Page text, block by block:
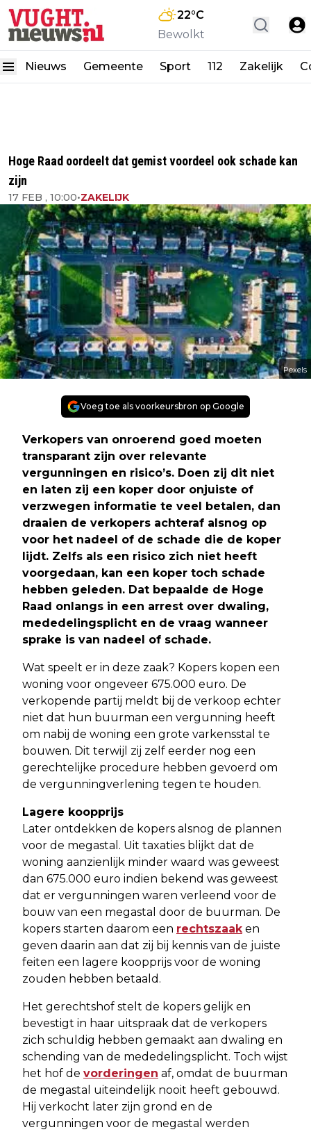
22°C
Bewolkt
Nieuws Gemeente Sport 112 Zakelijk
Hoge Raad oordeelt dat gemist voordeel ook schade kan
zijn
17 FEB , 10:00•ZAKELIJK
Pexels
Voeg toe als voorkeursbron op Google
Verkopers van onroerend goed moeten
transparant zijn over relevante
vergunningen en risico’s. Doen zij dit niet
en laten zij een koper door onjuiste of
verzwegen informatie te veel betalen, dan
draaien de verkopers achteraf alsnog op
voor het nadeel of de schade die de koper
lijdt. Zelfs als een risico zich niet heeft
voorgedaan, kan een koper toch schade
hebben geleden. Dat bepaalde de Hoge
Raad onlangs in een arrest over dwaling,
mededelingsplicht en de vraag wanneer
sprake is van nadeel of schade.
Wat speelt er in deze zaak? Kopers kopen een
woning voor ongeveer 675.000 euro. De
verkopende partij meldt bij de verkoop echter
niet dat hun buurman een vergunning heeft
om nabij de woning een grote varkensstal te
bouwen. Dit terwijl zij zelf eerder nog een
gerechtelijke procedure hebben gevoerd om
de vergunningverlening tegen te houden.
Lagere koopprijs
Later ontdekken de kopers alsnog de plannen
voor de megastal. Uit taxaties blijkt dat de
woning aanzienlijk minder waard was geweest
dan 675.000 euro indien bekend was geweest
dat er vergunningen waren verleend voor de
bouw van een megastal door de buurman. De
kopers starten daarom een rechtszaaken
geven daarin aan dat zij bij kennis van de juiste
feiten een lagere koopprijs voor de woning
zouden hebben betaald.
Het gerechtshof stelt de kopers gelijk en
bevestigt in haar uitspraak dat de verkopers
zich schuldig hebben gemaakt aan dwaling en
schending van de mededelingsplicht. Toch wijst
het hof de vorderingen af, omdat de buurman
de megastal uiteindelijk nooit heeft gebouwd.
Hij verkocht later zijn grond en de
vergunningen voor de megastal werden